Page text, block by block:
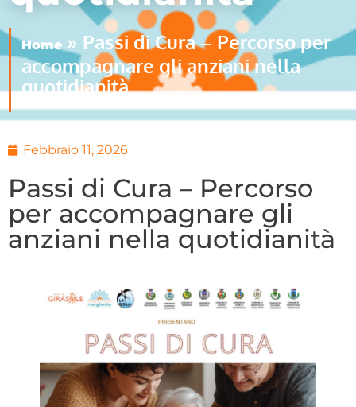
Home » Passi di Cura – Percorso per
accompagnare gli anziani nella
quotidianità
Febbraio 11, 2026
Passi di Cura – Percorso
per accompagnare gli
anziani nella quotidianità